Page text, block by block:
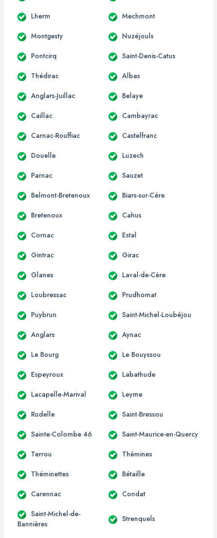
Lherm Mechmont
Montgesty Nuzéjouls
Pontcirq Saint-Denis-Catus
Thédirac Albas
Anglars-Juillac Belaye
Caillac Cambayrac
Carnac-Rouffiac Castelfranc
Douelle Luzech
Parnac Sauzet
Belmont-Bretenoux Biars-sur-Cère
Bretenoux Cahus
Cornac Estal
Gintrac Girac
Glanes Laval-de-Cère
Loubressac Prudhomat
Puybrun Saint-Michel-Loubéjou
Anglars Aynac
Le Bourg Le Bouyssou
Espeyroux Labathude
Lacapelle-Marival Leyme
Rudelle Saint-Bressou
Sainte-Colombe 46 Saint-Maurice-en-Quercy
Terrou Thémines
Théminettes Bétaille
Carennac Condat
Saint-Michel-de-
Bannières
Strenquels